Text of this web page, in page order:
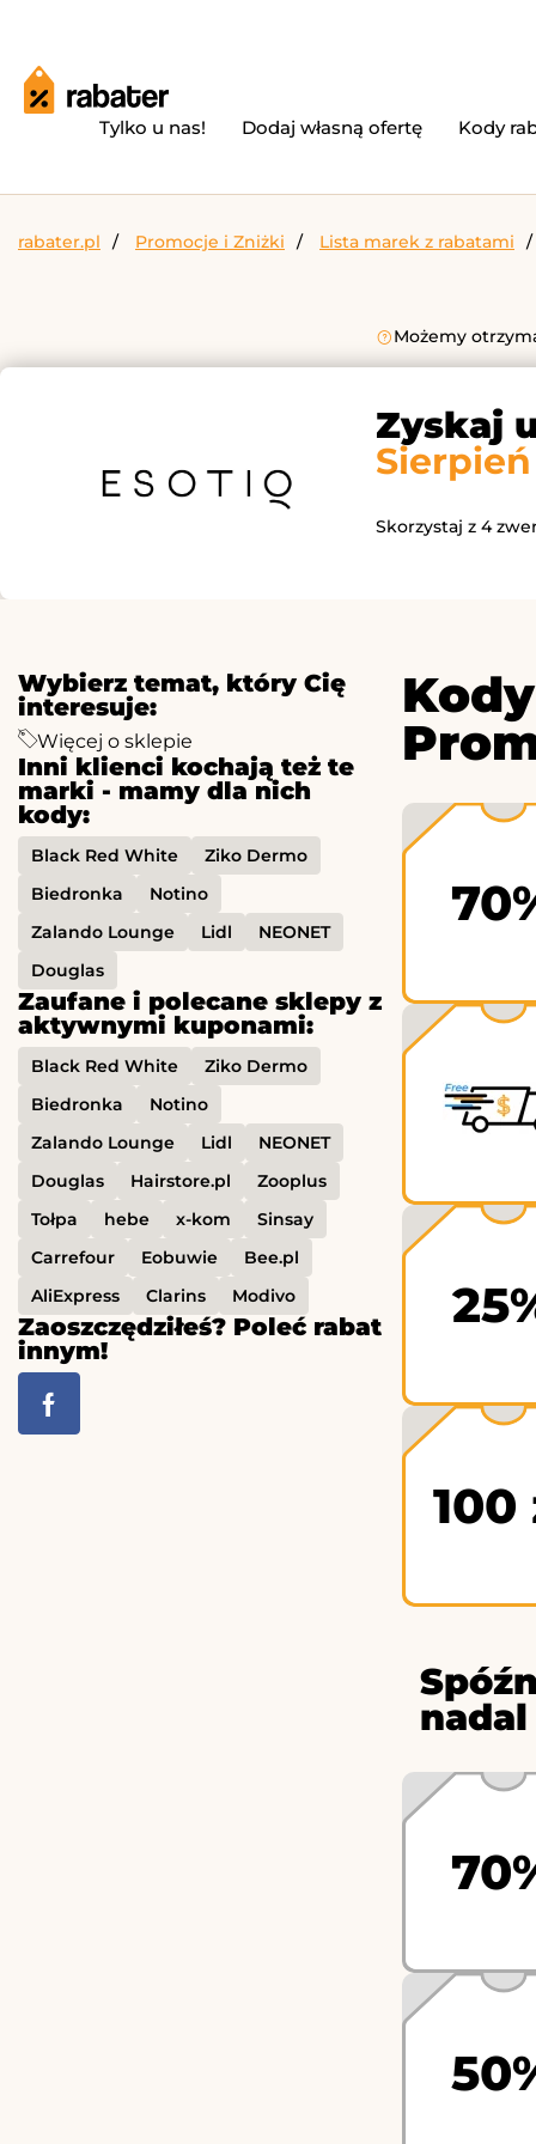
Tylko u nas! Dodaj własną ofertę Kody
rabater.pl Promocje i Zniżki Lista marek z rabatami
Możemy
Zyskaj
Skorzystaj z 4
Wybierz temat, który Cię
interesuje:
Więcej o sklepie
Inni klienci kochają też te
marki - mamy dla nich
kody:
Black Red White
Ziko Dermo
Biedronka
Notino
Zalando Lounge
Lidl
NEONET
Douglas
Zaufane i polecane sklepy z
aktywnymi kuponami:
Black Red White
Ziko Dermo
Biedronka
Notino
Zalando Lounge
Lidl
NEONET
Douglas
Hairstore.pl
Zooplus
Tołpa
hebe x-kom
Sinsay
Carrefour
Eobuwie
Bee.pl
AliExpress
Clarins Modivo
Zaoszczędziłeś? Poleć rabat
innym!
100